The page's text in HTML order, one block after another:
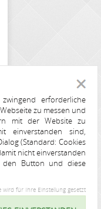
erforderliche
zu messen und
mit der Website zu
einverstanden sind,
(Standard: Cookies
nicht einverstanden
den Button und diese
wird für Ihre Einstellung gesetzt